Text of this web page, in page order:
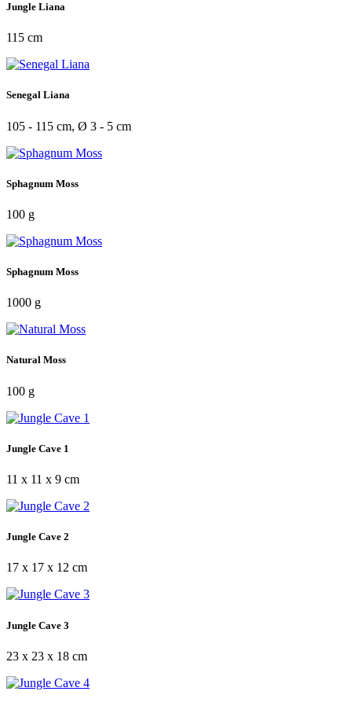
Jungle Liana
115 cm
Senegal Liana
105 - 115 cm, Ø 3 - 5 cm
Sphagnum Moss
100 g
Sphagnum Moss
1000 g
Natural Moss
100 g
Jungle Cave 1
11 x 11 x 9 cm
Jungle Cave 2
17 x 17 x 12 cm
Jungle Cave 3
23 x 23 x 18 cm